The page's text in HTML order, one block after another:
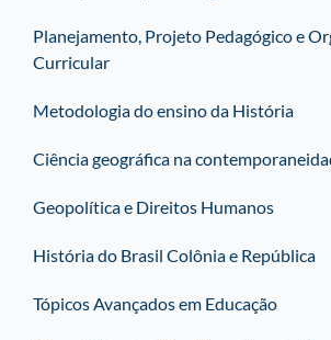
Planejamento, Projeto Pedagógico e
Curricular
Metodologia do ensino da História
Ciência geográfica na
Geopolítica e Direitos Humanos
História do Brasil Colônia e República
Tópicos Avançados em Educação